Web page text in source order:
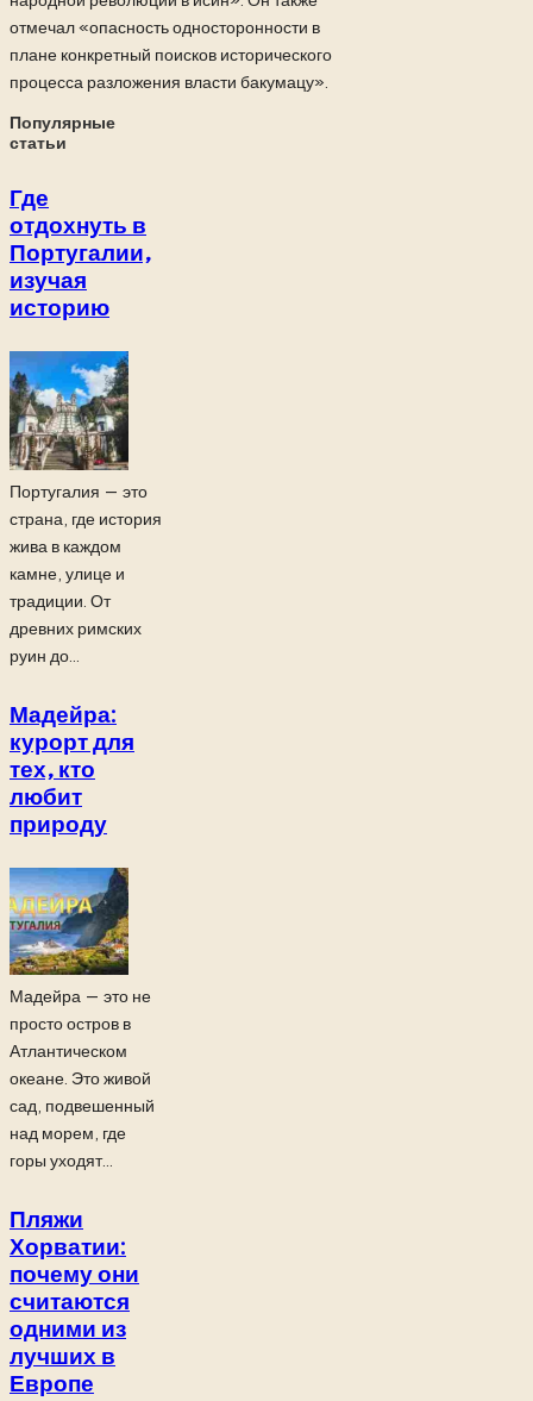
отмечал «опасность односторонности в
плане конкретный поисков исторического
процесса разложения власти бакумацу».
Популярные
статьи
Где
отдохнуть в
Португалии,
изучая
историю
Португалия — это
страна, где история
жива в каждом
камне, улице и
традиции. От
древних римских
руин до...
Мадейра:
курорт для
тех, кто
любит
природу
Мадейра — это не
просто остров в
Атлантическом
океане. Это живой
сад, подвешенный
над морем, где
горы уходят...
Пляжи
Хорватии:
почему они
считаются
одними из
лучших в
Европе